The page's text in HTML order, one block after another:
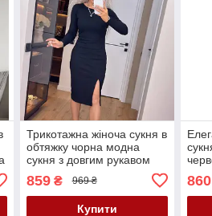
Трикотажна жіноча сукня в
обтяжку чорна модна
сукня з довгим рукавом
сукня футляр приталена
859₴ 969 ₴
Купити
50
860